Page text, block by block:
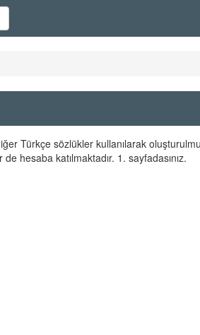
Türkçe sözlükler kullanılarak
hesaba katılmaktadır. 1. sayfadasınız.